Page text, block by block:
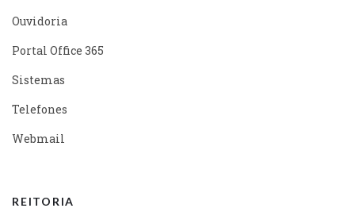
Ouvidoria
Portal Office 365
Sistemas
Telefones
Webmail
REITORIA